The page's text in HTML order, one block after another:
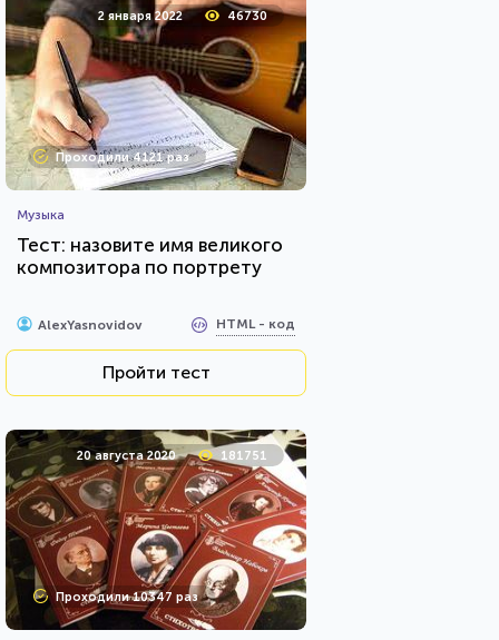
2 января 2022 46730
Проходили 4121 раз
Музыка
Тест: назовите имя великого
композитора по портрету
AlexYasnovidov HTML - код
Пройти тест
20 августа 2020 181751
Проходили 10347 раз